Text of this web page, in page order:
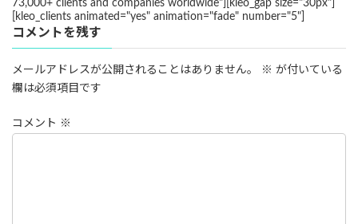
73,000+ clients and companies worldwide"][kleo_gap size="30px"]
[kleo_clients animated="yes" animation="fade" number="5"]
コメントを残す
メールアドレスが公開されることはありません。 ※ が付いている
欄は必須項目です
コメント ※